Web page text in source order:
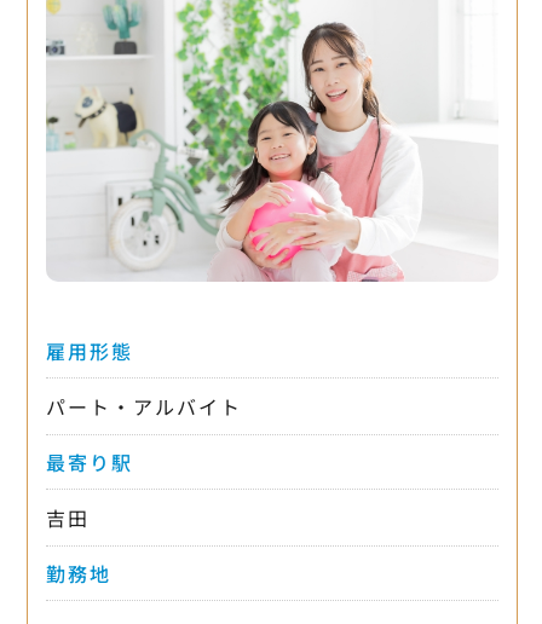
雇用形態
パート・アルバイト
最寄り駅
吉田
勤務地